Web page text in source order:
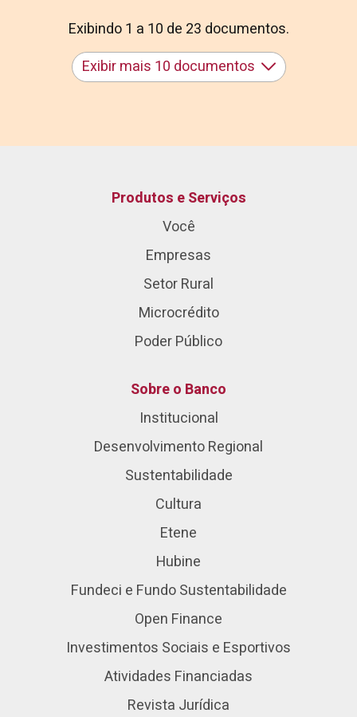
Exibindo 1 a 10 de 23 documentos.
Exibir mais 10 documentos
Produtos e Serviços
Você
Empresas
Setor Rural
Microcrédito
Poder Público
Sobre o Banco
Institucional
Desenvolvimento Regional
Sustentabilidade
Cultura
Etene
Hubine
Fundeci e Fundo Sustentabilidade
Open Finance
Investimentos Sociais e Esportivos
Atividades Financiadas
Revista Jurídica